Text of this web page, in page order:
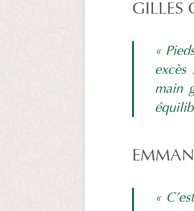
GILLES
«
excès
main
«